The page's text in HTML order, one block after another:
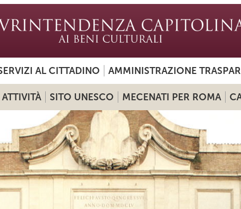
AL CITTADINO AMMINISTRAZIONE
ATTIVITÀ SITO UNESCO MECENATI PER ROMA